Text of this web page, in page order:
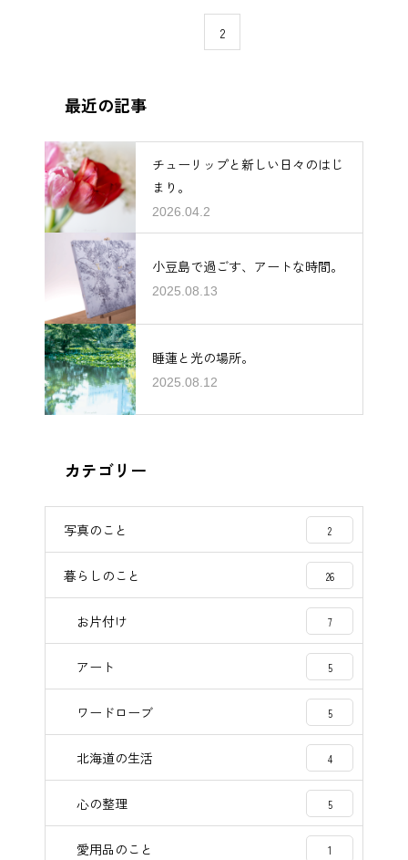
2
最近の記事
チューリップと新しい日々のはじ
まり。
2026.04.2
小豆島で過ごす、アートな時間。
2025.08.13
睡蓮と光の場所。
2025.08.12
カテゴリー
写真のこと 2
暮らしのこと 26
お片付け 7
アート 5
ワードローブ 5
北海道の生活 4
心の整理 5
愛用品のこと 1